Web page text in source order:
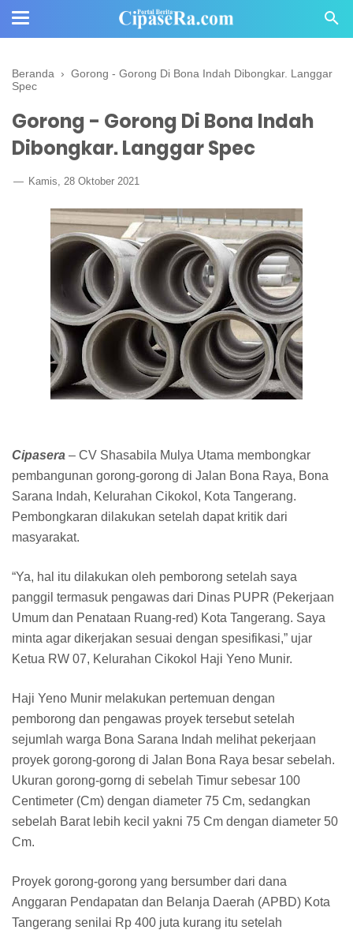
Beranda › Gorong - Gorong Di Bona Indah Dibongkar. Langgar
Spec
Gorong - Gorong Di Bona Indah
Dibongkar. Langgar Spec
Kamis, 28 Oktober 2021
Cipasera – CV Shasabila Mulya Utama membongkar
pembangunan gorong-gorong di Jalan Bona Raya, Bona
Sarana Indah, Kelurahan Cikokol, Kota Tangerang.
Pembongkaran dilakukan setelah dapat kritik dari
masyarakat.
“Ya, hal itu dilakukan oleh pemborong setelah saya
panggil termasuk pengawas dari Dinas PUPR (Pekerjaan
Umum dan Penataan Ruang-red) Kota Tangerang. Saya
minta agar dikerjakan sesuai dengan spesifikasi,” ujar
Ketua RW 07, Kelurahan Cikokol Haji Yeno Munir.
Haji Yeno Munir melakukan pertemuan dengan
pemborong dan pengawas proyek tersebut setelah
sejumlah warga Bona Sarana Indah melihat pekerjaan
proyek gorong-gorong di Jalan Bona Raya besar sebelah.
Ukuran gorong-gorng di sebelah Timur sebesar 100
Centimeter (Cm) dengan diameter 75 Cm, sedangkan
sebelah Barat lebih kecil yakni 75 Cm dengan diameter 50
Cm.
Proyek gorong-gorong yang bersumber dari dana
Anggaran Pendapatan dan Belanja Daerah (APBD) Kota
Tangerang senilai Rp 400 juta kurang itu setelah